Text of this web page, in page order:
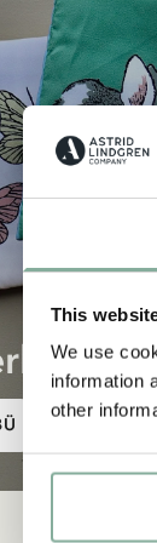
This
We use
information
other